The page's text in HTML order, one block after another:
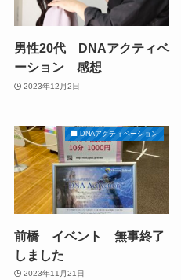
男性20代 DNAアクティベ
ーション 感想
2023年12月2日
DNAアクティベーション
前橋 イベント 無事終了
しました
2023年11月21日